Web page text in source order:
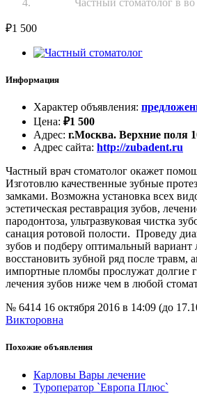
₽1 500
Информация
Характер объявления:
Цена: ₽1 500
Адрес: г.Москва. Верхние поля
Адрес сайта: http://zubadent.ru
Частный врач стоматолог окажет
Изготовлю качественные зубные
замками. Возможна установка всех
эстетическая реставрация зубов,
пародонтоза, ультразвуковая чистка
санация ротовой полости. Проведу
зубов и подберу оптимальный вариант
восстановить зубной ряд после травм,
импортные пломбы прослужат долгие
лечения зубов ниже чем в любой
№ 6414 16 октября 2016 в 14:09 (до
Викторовна
Похожие объявления
Карловы Вары лечение
Туроператор `Европа Плюс`